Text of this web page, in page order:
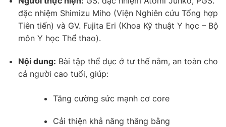
đặc nhiệm Shimizu Miho (Viện Nghiên cứu Tổng hợp
Tiên tiến) và GV. Fujita Eri (Khoa Kỹ thuật Y học – Bộ
môn Y học Thể thao).
Nội dung: Bài tập thể dục ở tư thế nằm, an toàn cho
cả người cao tuổi, giúp:
Tăng cường sức mạnh cơ core
Cải thiện khả năng thăng bằng